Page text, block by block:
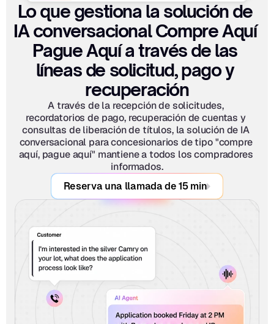
Lo que gestiona la solución de
IA conversacional Compre Aquí
Pague Aquí a través de las
líneas de solicitud, pago y
recuperación
A través de la recepción de solicitudes,
recordatorios de pago, recuperación de cuentas y
consultas de liberación de títulos, la solución de IA
conversacional para concesionarios de tipo "compre
aquí, pague aquí" mantiene a todos los compradores
informados.
Reserva una llamada de 15 min